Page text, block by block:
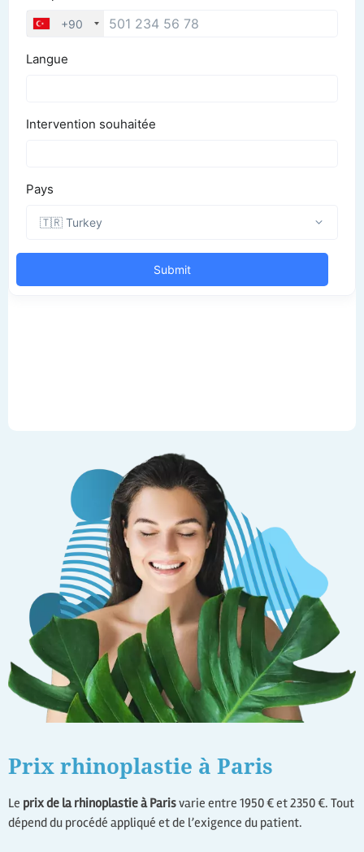
Prix rhinoplastie à Paris
Le prix de la rhinoplastie à Parisvarie entre 1950 € et 2350 €. Tout
dépend du procédé appliqué et de l’exigence du patient.